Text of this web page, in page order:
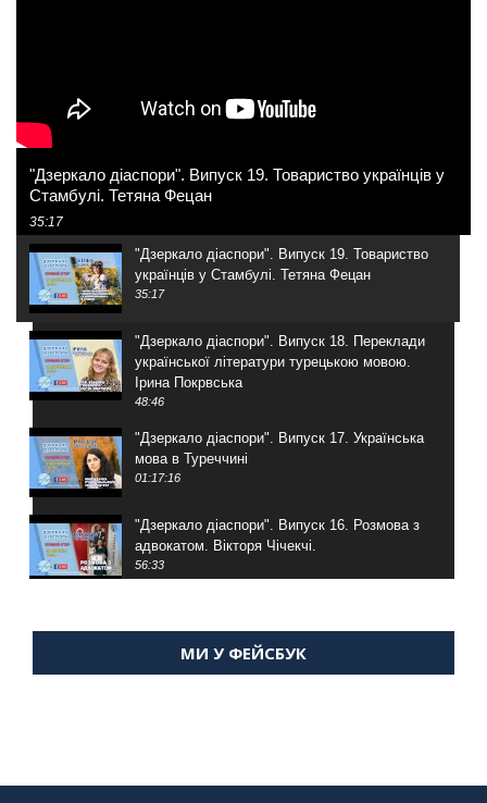
"Дзеркало діаспори". Випуск 19. Товариство українців у
Стамбулі. Тетяна Фецан
35:17
"Дзеркало діаспори". Випуск 19. Товариство
українців у Стамбулі. Тетяна Фецан
35:17
"Дзеркало діаспори". Випуск 18. Переклади
української літератури турецькою мовою.
Ірина Покрвська
48:46
"Дзеркало діаспори". Випуск 17. Українська
мова в Туреччині
01:17:16
"Дзеркало діаспори". Випуск 16. Розмова з
адвокатом. Вікторя Чічекчі.
56:33
Мухарський про життя в Туреччині
"Дзеркало діаспори". Випуск 13. МУШ в
МИ У ФЕЙСБУК